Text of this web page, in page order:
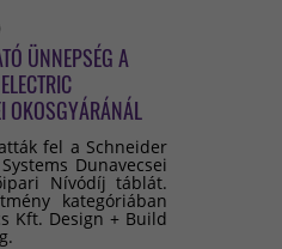
ÜNNEPSÉG A
OKOSGYÁRÁNÁL
fel a Schneider
Dunavecsei
Nívódíj táblát.
kategóriában
Kft. Design + Build